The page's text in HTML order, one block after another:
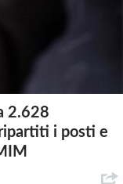
2.628
i posti e